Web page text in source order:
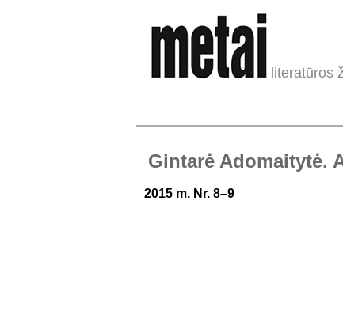
literatūros
Gintarė Adomaitytė.
2015 m. Nr. 8–9